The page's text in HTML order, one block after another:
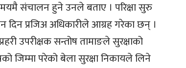
समयमै संचालन हुने उनले बताए । परिक्षा सुरु
दिन प्रजिअ अधिकारीले आग्रह गरेका छन् ।
उपरीक्षक सन्तोष तामाङले सुरक्षाको
जिम्मा परेको बेला सुरक्षा निकायले लिने